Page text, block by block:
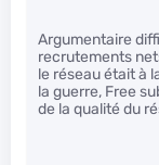
Argumentaire
recrutements
le réseau était à
la guerre, Free
de la qualité du